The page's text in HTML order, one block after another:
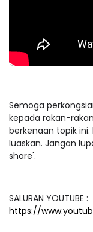
Semoga
kepada rakan-
berkenaan topik
luaskan. Jangan
share'.
SALURAN YOUTUBE :
https://